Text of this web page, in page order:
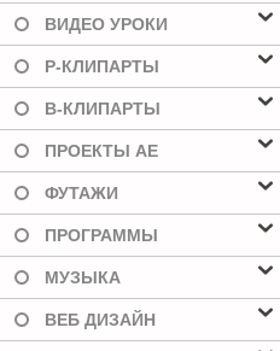
ВИДЕО УРОКИ
Р-КЛИПАРТЫ
В-КЛИПАРТЫ
ПРОЕКТЫ AE
ФУТАЖИ
ПРОГРАММЫ
МУЗЫКА
ВЕБ ДИЗАЙН